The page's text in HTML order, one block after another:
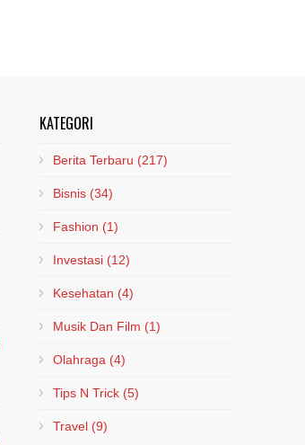
KATEGORI
Berita Terbaru (217)
Bisnis (34)
Fashion (1)
Investasi (12)
Kesehatan (4)
Musik Dan Film (1)
Olahraga (4)
Tips N Trick (5)
Travel (9)